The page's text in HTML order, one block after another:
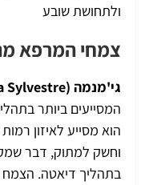
ולתחושת שובע
צמחי המרפא
גי'מנמה (Gymnema Sylvestre)
המסייעים ביותר
הוא מסייע לאיזון
וחשק למתוק, דבר
בתהליך דיאטה. הצמח